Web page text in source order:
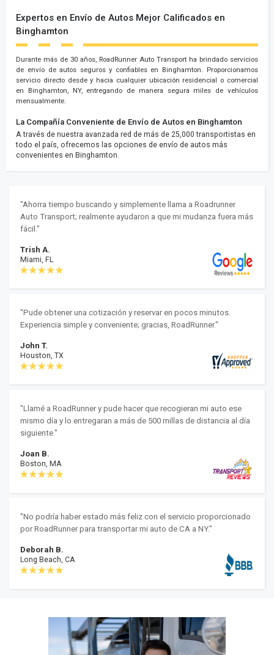
Expertos en Envío de Autos Mejor Calificados en
Binghamton
Durante más de 30 años, RoadRunner Auto Transport ha brindado servicios
de envío de autos seguros y confiables en Binghamton. Proporcionamos
servicio directo desde y hacia cualquier ubicación residencial o comercial
en Binghamton, NY, entregando de manera segura miles de vehículos
mensualmente.
La Compañía Conveniente de Envío de Autos en Binghamton
A través de nuestra avanzada red de más de 25,000 transportistas en
todo el país, ofrecemos las opciones de envío de autos más
convenientes en Binghamton.
"Ahorra tiempo buscando y simplemente llama a Roadrunner
Auto Transport; realmente ayudaron a que mi mudanza fuera más
fácil."
Trish A.
Miami, FL
"Pude obtener una cotización y reservar en pocos minutos.
Experiencia simple y conveniente; gracias, RoadRunner."
John T.
Houston, TX
"Llamé a RoadRunner y pude hacer que recogieran mi auto ese
mismo día y lo entregaran a más de 500 millas de distancia al día
siguiente."
Joan B.
Boston, MA
"No podría haber estado más feliz con el servicio proporcionado
por RoadRunner para transportar mi auto de CA a NY."
Deborah B.
Long Beach, CA